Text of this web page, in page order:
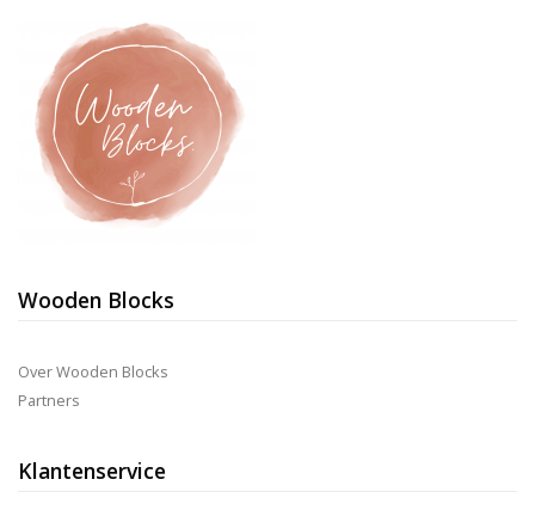
Wooden Blocks
Over Wooden Blocks
Partners
Klantenservice